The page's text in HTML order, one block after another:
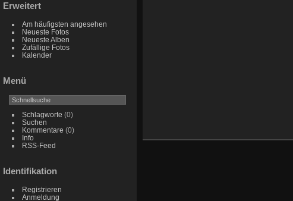
Erweitert
Am häufigsten angesehen
Neueste Fotos
Neueste Alben
Zufällige Fotos
Kalender
Menü
Schlagworte (0)
Suchen
Kommentare (0)
Info
RSS-Feed
Identifikation
Registrieren
Anmeldung